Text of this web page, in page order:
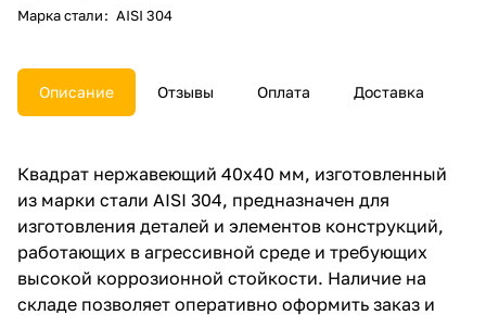
Марка стали: AISI 304
Описание Отзывы Оплата Доставка
Квадрат нержавеющий 40x40 мм, изготовленный
из марки стали AISI 304, предназначен для
изготовления деталей и элементов конструкций,
работающих в агрессивной среде и требующих
высокой коррозионной стойкости. Наличие на
складе позволяет оперативно оформить заказ и